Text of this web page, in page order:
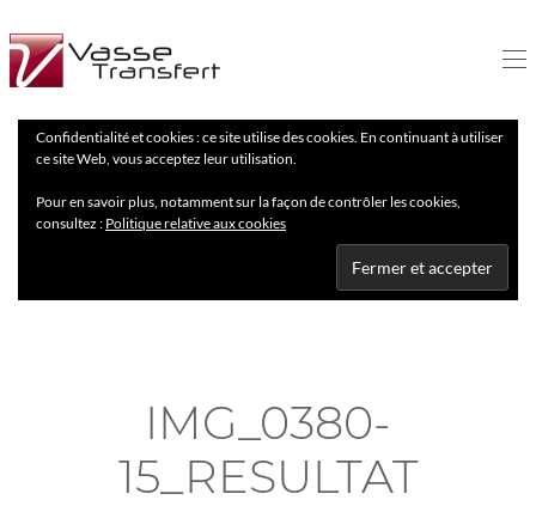
Confidentialité et cookies : ce site utilise des cookies. En continuant à utiliser
ce site Web, vous acceptez leur utilisation.
Pour en savoir plus, notamment sur la façon de contrôler les cookies,
consultez : Politique relative aux cookies
IMG_0380-
15_RESULTAT